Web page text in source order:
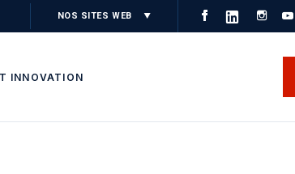
INNOVATION
NOS SITES WEB